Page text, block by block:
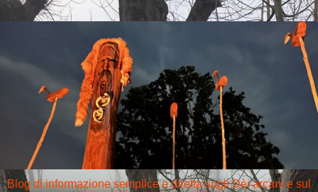
Blog di informazione semplice e diretta sugli Dèi arcani e sul